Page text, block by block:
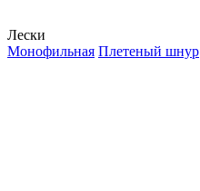
Лески
Монофильная Плетеный шнур